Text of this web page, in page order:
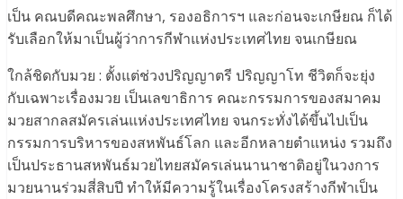
เป็น คณบดีคณะพลศึกษา, รองอธิการฯ และก่อนจะเกษียณ ก็ได้
รับเลือกให้มาเป็นผู้ว่าการกีฬาแห่งประเทศไทย จนเกษียณ
ใกล้ชิดกับมวย : ตั้งแต่ช่วงปริญญาตรี ปริญญาโท ชีวิตก็จะยุ่ง
กับเฉพาะเรื่องมวย เป็นเลขาธิการ คณะกรรมการของสมาคม
มวยสากลสมัครเล่นแห่งประเทศไทย จนกระทั่งได้ขึ้นไปเป็น
กรรมการบริหารของสหพันธ์โลก และอีกหลายตำแหน่ง รวมถึง
เป็นประธานสหพันธ์มวยไทยสมัครเล่นนานาชาติอยู่ในวงการ
มวยนานร่วมสี่สิบปี ทำให้มีความรู้ในเรื่องโครงสร้างกีฬาเป็น